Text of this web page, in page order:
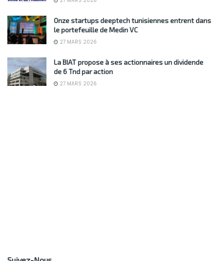
Onze startups deeptech tunisiennes entrent dans
le portefeuille de Medin VC
27 MARS 2026
La BIAT propose à ses actionnaires un dividende
de 6 Tnd par action
27 MARS 2026